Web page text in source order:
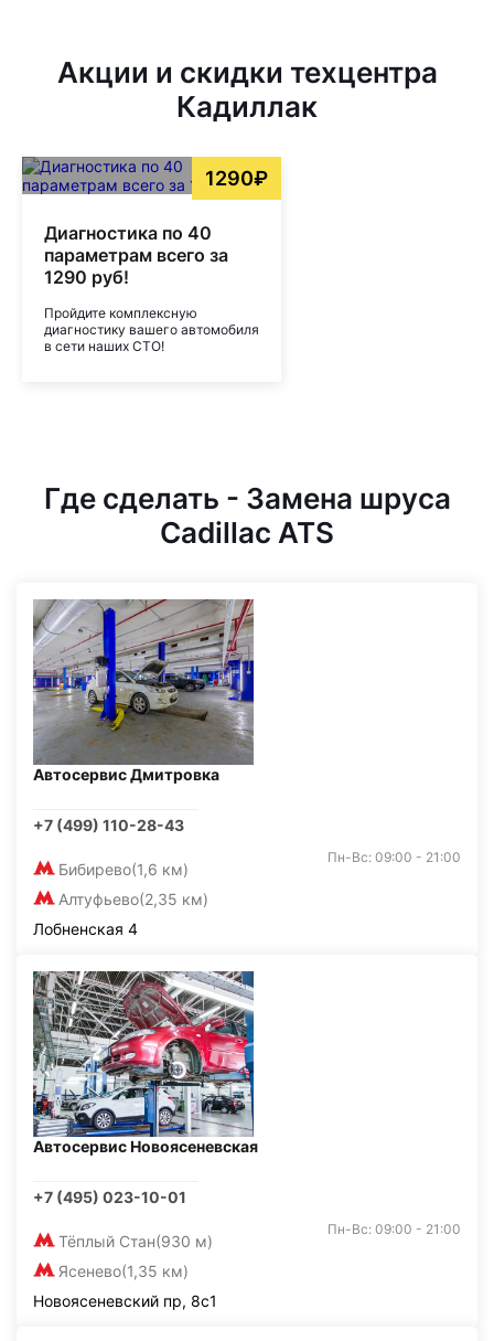
Акции и скидки техцентра
Кадиллак
1290₽
Диагностика по 40
параметрам всего за
1290 руб!
Пройдите комплексную
диагностику вашего автомобиля
в сети наших СТО!
Где сделать - Замена шруса
Cadillac ATS
Автосервис Дмитровка
+7 (499) 110-28-43
Бибирево(1,6 км)
Алтуфьево(2,35 км)
Пн-Вс: 09:00 - 21:00
Лобненская 4
Автосервис Новоясеневская
+7 (495) 023-10-01
Тёплый Стан(930 м)
Ясенево(1,35 км)
Пн-Вс: 09:00 - 21:00
Новоясеневский пр, 8с1